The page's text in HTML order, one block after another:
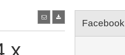
x
Facebook